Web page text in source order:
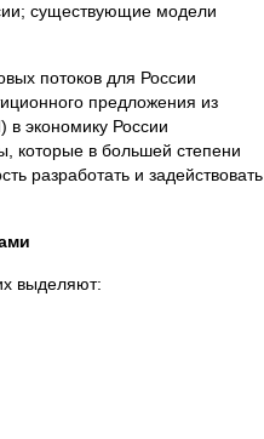
существующие модели
потоков для России
предложения из
экономику России
которые в большей степени
разработать и задействовать
выделяют: